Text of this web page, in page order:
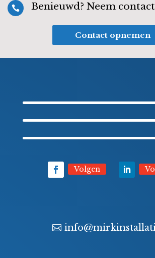
 Benieuwd? Neem
Contact opnemen
Volgen